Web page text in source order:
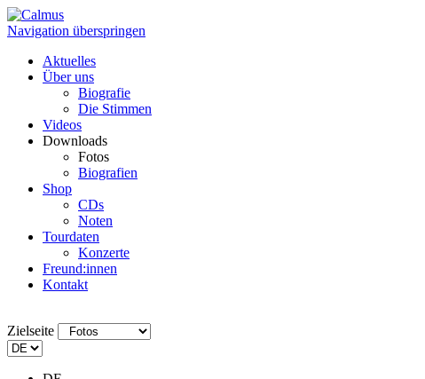
Navigation überspringen
Aktuelles
Über uns
Biografie
Die Stimmen
Videos
Downloads
Fotos
Biografien
Shop
CDs
Noten
Tourdaten
Konzerte
Freund:innen
Kontakt
Zielseite